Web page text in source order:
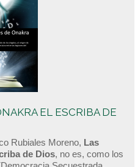
EL ESCRIBA DE
Rubiales Moreno, Las
de Dios, no es, como los